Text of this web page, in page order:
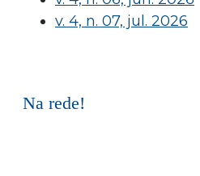
v. 4, n. 07, jul. 2026
Na rede!